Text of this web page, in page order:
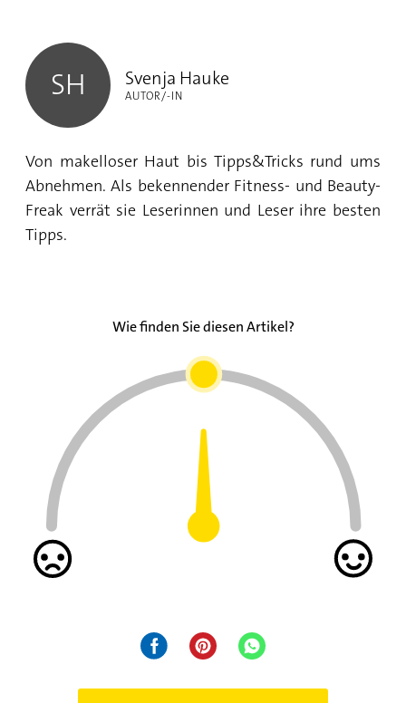
SH Svenja Hauke
AUTOR/-IN
Von makelloser Haut bis Tipps&Tricks rund ums
Abnehmen. Als bekennender Fitness- und Beauty-
Freak verrät sie Leserinnen und Leser ihre besten
Tipps.
Wie finden Sie diesen Artikel?